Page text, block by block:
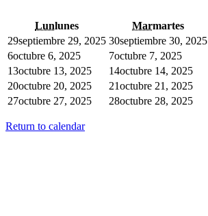
Lunlunes Marmartes
29septiembre 29, 2025 30septiembre 30, 2025
6octubre 6, 2025 7octubre 7, 2025
13octubre 13, 2025 14octubre 14, 2025
20octubre 20, 2025 21octubre 21, 2025
27octubre 27, 2025 28octubre 28, 2025
Return to calendar